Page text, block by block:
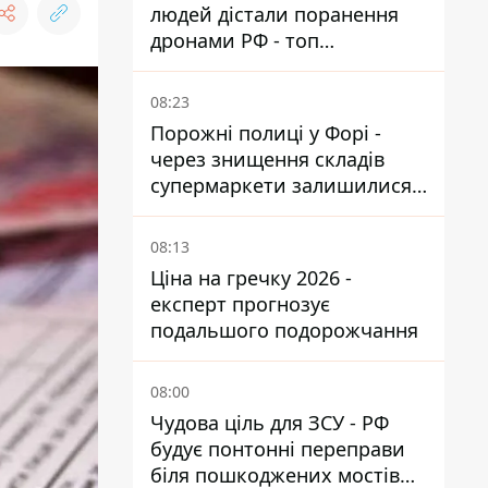
людей дістали поранення
дронами РФ - топ
небезпечних районів
08:23
Порожні полиці у Форі -
через знищення складів
супермаркети залишилися
без асортименту
08:13
Ціна на гречку 2026 -
експерт прогнозує
подальшого подорожчання
08:00
Чудова ціль для ЗСУ - РФ
будує понтонні переправи
біля пошкоджених мостів